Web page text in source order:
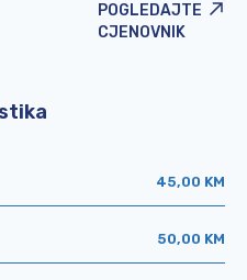
POGLEDAJTE
CJENOVNIK
45,00 KM
50,00 KM